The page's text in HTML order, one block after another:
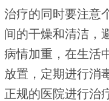
治疗的同时要注意
间的干燥和清洁，
病情加重，在生活
放置，定期进行消
正规的医院进行治